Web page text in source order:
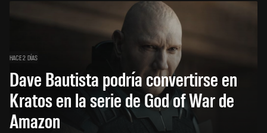
HACE 2 DÍAS
Dave Bautista podría convertirse en
Kratos en la serie de God of War de
Amazon